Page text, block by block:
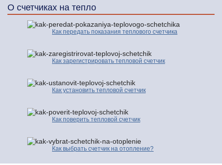
О счетчиках на тепло
Как передать показания теплового счетчика
Как зарегистрировать тепловой счетчик
Как установить тепловой счетчик
Как поверить тепловой счетчик
Как выбрать счетчик на отопление?